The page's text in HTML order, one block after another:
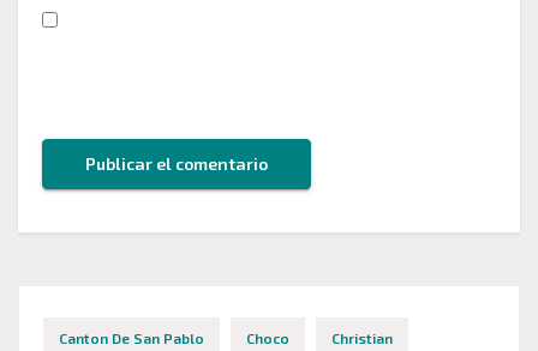
Canton De San Pablo Choco Christian